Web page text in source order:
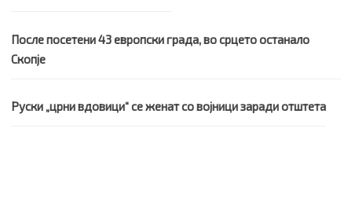
После посетени 43 европски града, во срцето останало
Скопје
Руски „црни вдовици“ се женат со војници заради отштета